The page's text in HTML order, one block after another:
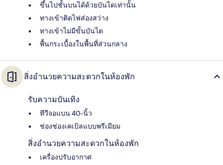
ขึ้นไปชั้นบนได้ด้วยบันไดเท่านั้น
ทางเข้าติดไฟส่องสว่าง
ทางเข้าไม่มีขั้นบันได
พื้นกระเบื้องในพื้นที่ส่วนกลาง
สิ่งอำนวยความสะดวกในห้องพัก
รับความบันเทิง
ทีวีจอแบน 40-นิ้ว
ช่องช่องเคเบิลแบบพรีเมียม
สิ่งอำนวยความสะดวกในห้องพัก
เครื่องปรับอากาศ